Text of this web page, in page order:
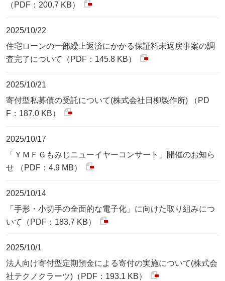
（PDF：200.7 KB）
2025/10/22
住宅ローンの一部繰上返済にかかる保証料未返戻事案の調
査完了について（PDF：145.8 KB）
2025/10/21
寄付型私募債の受託について(株式会社日柳製作所) （PD
F：187.0 KB）
2025/10/17
「ＹＭＦＧもみじニューイヤーコンサート」開催のお知ら
せ （PDF：4.9 MB）
2025/10/14
「手形・小切手の全面的な電子化」に向けた取り組みにつ
いて（PDF：183.7 KB）
2025/10/1
法人向け寄付型定期預金による寄付の実施について(株式会
社テクノクラーツ)（PDF：193.1 KB）